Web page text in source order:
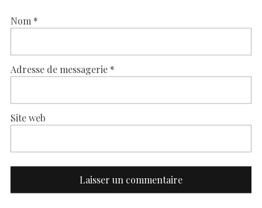
Nom *
Adresse de messagerie *
Site web